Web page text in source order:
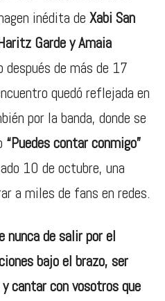
inédita de Xabi San
Garde y Amaia
después de más de 17
quedó reflejada en
por la banda, donde se
“Puedes contar conmigo”
10 de octubre, una
a miles de fans en redes.
nunca de salir por el
bajo el brazo, ser
cantar con vosotros que